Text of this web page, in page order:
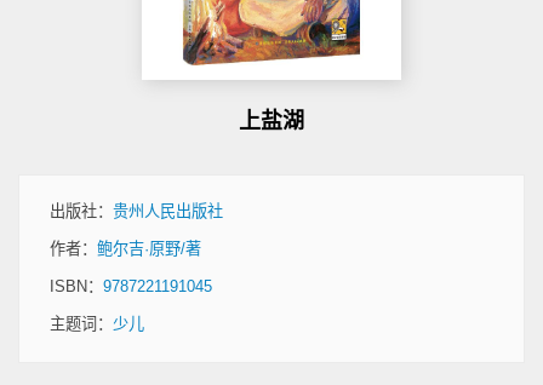
上盐湖
出版社： 贵州人民出版社
作者： 鲍尔吉·原野/著
ISBN： 9787221191045
主题词： 少儿